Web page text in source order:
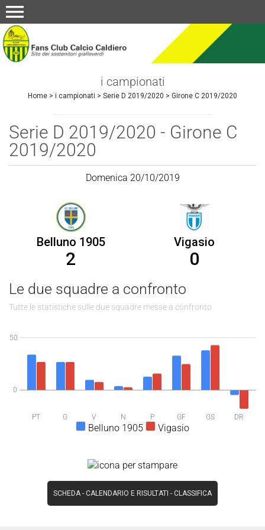
menu
i campionati
Home > i campionati > Serie D 2019/2020 > Girone C 2019/2020
Serie D 2019/2020 - Girone C
2019/2020
Domenica 20/10/2019
Belluno 1905 Vigasio
2 0
Le due squadre a confronto
Tutte le statistiche sulle due squadre messe a confronto
PT G V N P GF GS DR
0
50
Belluno 1905 Vigasio
SCHEDA- CALENDARIO E RISULTATI - CLASSIFICA